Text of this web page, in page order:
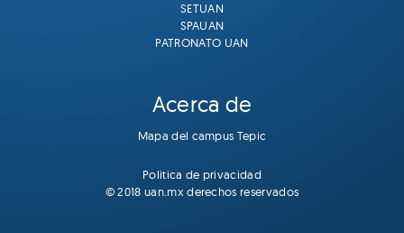
SETUAN
SPAUAN
PATRONATO UAN
Acerca de
Mapa del campus Tepic
Politica de privacidad
© 2018 uan.mx derechos reservados